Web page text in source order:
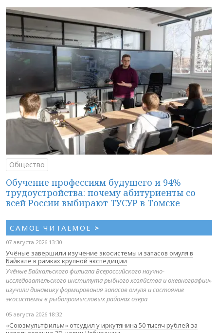
Общество
Обучение профессиям будущего и 94%
трудоустройства: почему абитуриенты со
всей России выбирают ТУСУР в Томске
САМОЕ ЧИТАЕМОЕ >
07 августа 2026 13:30
Учёные завершили изучение экосистемы и запасов омуля в
Байкале в рамках крупной экспедиции
Учёные Байкальского филиала Всероссийского научно-
исследовательского института рыбного хозяйства и океанографии»
изучили динамику формирования запасов омуля и состояние
экосистемы в рыбопромысловых районах озера
05 августа 2026 18:32
«Союзмультфильм» отсудил у иркутянина 50 тысяч рублей за